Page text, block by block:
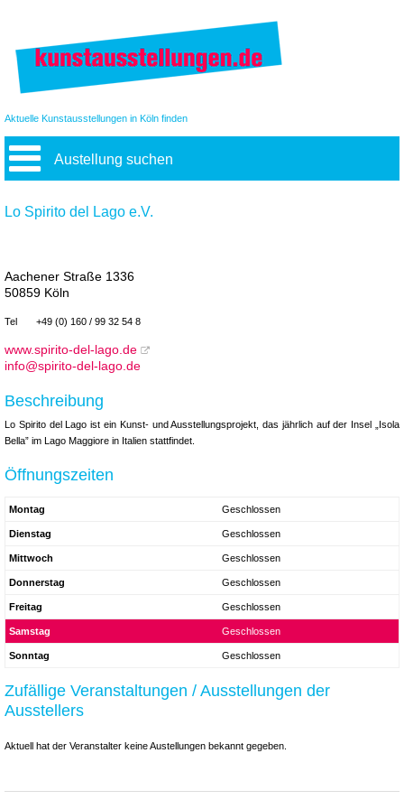
Aktuelle Kunstausstellungen in Köln finden
Austellung suchen
Lo Spirito del Lago e.V.
Aachener Straße 1336
50859 Köln
Tel +49 (0) 160 / 99 32 54 8
www.spirito-del-lago.de
info@spirito-del-lago.de
Beschreibung
Lo Spirito del Lago ist ein Kunst- und Ausstellungsprojekt, das jährlich auf der Insel „Isola
Bella” im Lago Maggiore in Italien stattfindet.
Öffnungszeiten
Montag Geschlossen
Dienstag Geschlossen
Mittwoch Geschlossen
Donnerstag Geschlossen
Freitag Geschlossen
Samstag Geschlossen
Sonntag Geschlossen
Zufällige Veranstaltungen / Ausstellungen der
Ausstellers
Aktuell hat der Veranstalter keine Austellungen bekannt gegeben.